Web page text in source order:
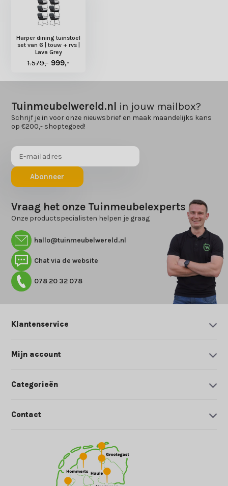
Harper dining tuinstoel
set van 6 | touw + rvs |
Lava Grey
1.579,- 999,-
Tuinmeubelwereld.nl in jouw mailbox?
Schrijf je in voor onze nieuwsbrief en maak maandelijks kans
op €200,- shoptegoed!
Abonneer
Vraag het onze Tuinmeubelexperts
Onze productspecialisten helpen je graag
hallo@tuinmeubelwereld.nl
Chat via de website
078 20 32 078
Klantenservice
Mijn account
Categorieën
Contact